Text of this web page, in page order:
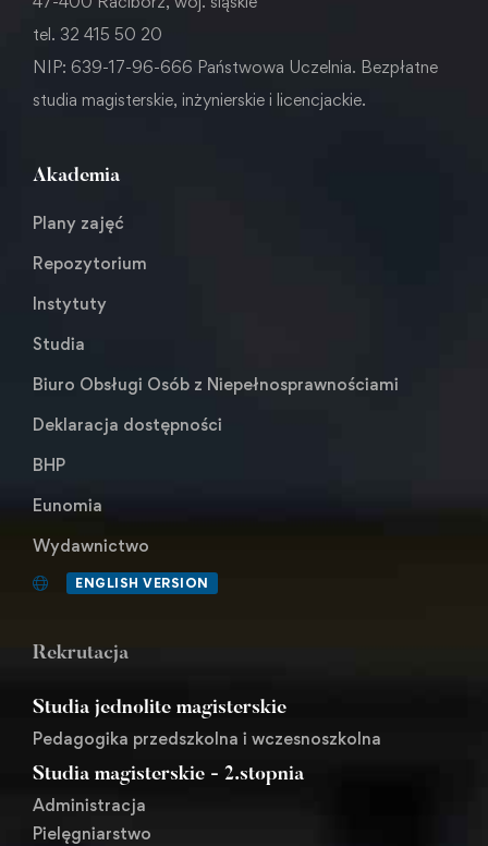
tel. 32 415 50 20
NIP: 639-17-96-666 Państwowa Uczelnia. Bezpłatne
studia magisterskie, inżynierskie i licencjackie.
Akademia
Plany zajęć
Repozytorium
Instytuty
Studia
Biuro Obsługi Osób z Niepełnosprawnościami
Deklaracja dostępności
BHP
Eunomia
Wydawnictwo
ENGLISH VERSION
Rekrutacja
Studia jednolite magisterskie
Pedagogika przedszkolna i wczesnoszkolna
Studia magisterskie - 2.stopnia
Administracja
Pielęgniarstwo